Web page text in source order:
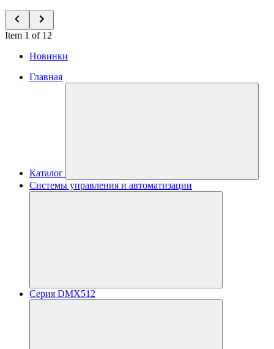
Item 1 of 12
Новинки
Главная
Каталог
Системы управления и автоматизации
Серия DMX512